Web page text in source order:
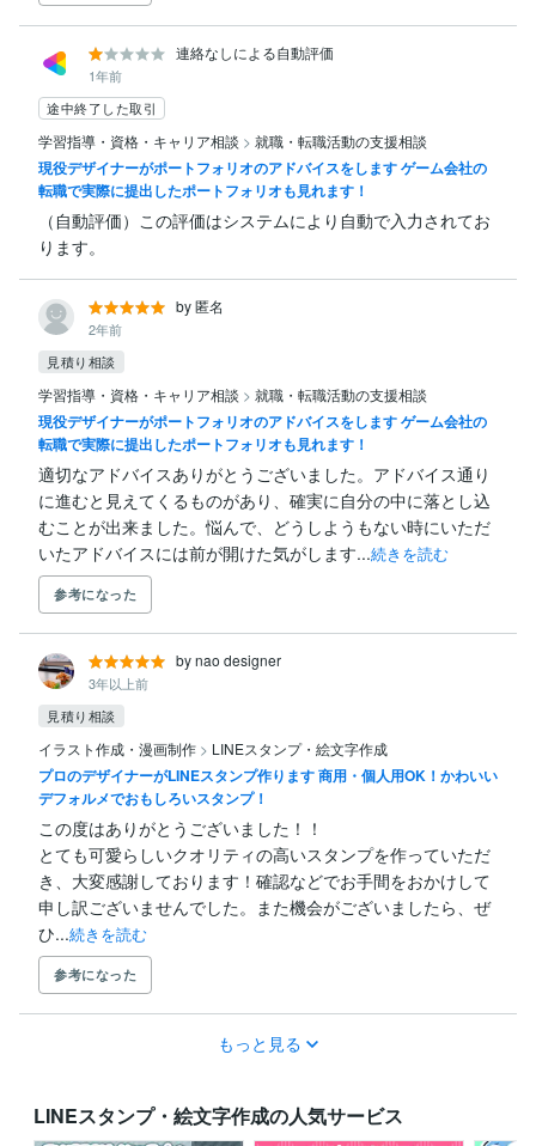
連絡なしによる自動評価
1年前
途中終了した取引
学習指導・資格・キャリア相談 > 就職・転職活動の支援相談
現役デザイナーがポートフォリオのアドバイスをします ゲーム会社の
転職で実際に提出したポートフォリオも見れます！
（自動評価）この評価はシステムにより自動で入力されてお
ります。
by 匿名
2年前
見積り相談
学習指導・資格・キャリア相談 > 就職・転職活動の支援相談
現役デザイナーがポートフォリオのアドバイスをします ゲーム会社の
転職で実際に提出したポートフォリオも見れます！
適切なアドバイスありがとうございました。アドバイス通り
に進むと見えてくるものがあり、確実に自分の中に落とし込
むことが出来ました。悩んで、どうしようもない時にいただ
いたアドバイスには前が開けた気がします...続きを読む
参考になった
by nao designer
3年以上前
見積り相談
イラスト作成・漫画制作 > LINEスタンプ・絵文字作成
プロのデザイナーがLINEスタンプ作ります 商用・個人用OK！かわいい
デフォルメでおもしろいスタンプ！
この度はありがとうございました！！
とても可愛らしいクオリティの高いスタンプを作っていただ
き、大変感謝しております！確認などでお手間をおかけして
申し訳ございませんでした。また機会がございましたら、ぜ
ひ...続きを読む
参考になった
もっと見る
LINEスタンプ・絵文字作成の人気サービス